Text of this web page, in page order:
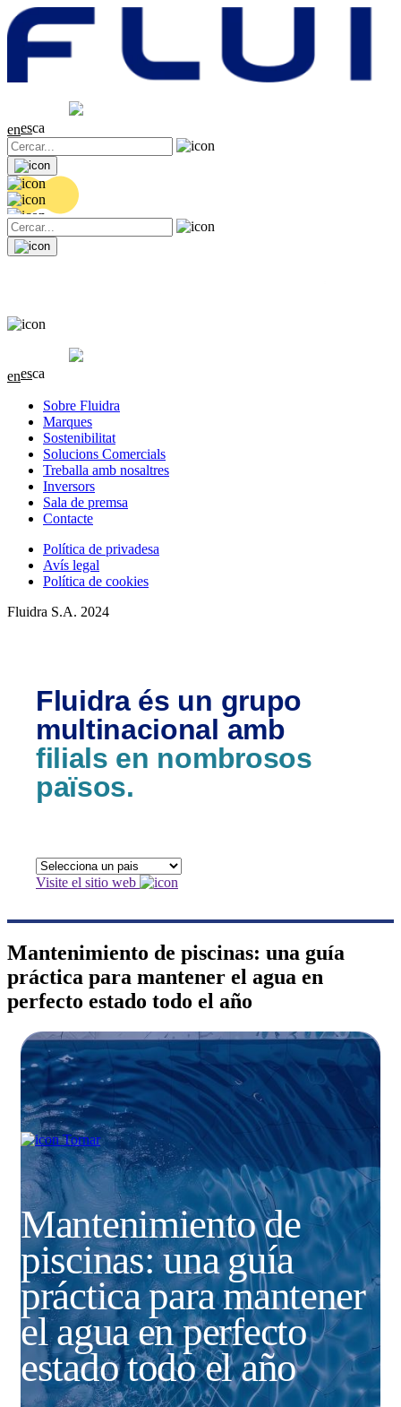
0.04 (+0.2%)
enesca
0.04 (+0.2%)
enesca
Sobre Fluidra
Marques
Sostenibilitat
Solucions Comercials
Treballa amb nosaltres
Inversors
Sala de premsa
Contacte
Política de privadesa
Avís legal
Política de cookies
Fluidra S.A. 2024
Fluidra és un grupo
multinacional amb
filials en nombrosos
països.
Visite el sitio web
Mantenimiento de piscinas: una guía
práctica para mantener el agua en
perfecto estado todo el año
Tornar
Mantenimiento de
piscinas: una guía
práctica para mantener
el agua en perfecto
estado todo el año